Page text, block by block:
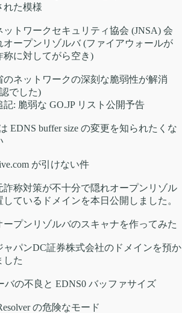
れた模様
ットワークセキュリティ協会 (JNSA) 会
オープンリゾルバ (ファイアウォールが
称に対してがら空き)
のネットワークの深刻な脆弱性が解消
でした)
記: 脆弱な GO.JP リスト公開予告
EDNS buffer size の変更を知られたくな
が引けない件
詐称対策が不十分で隠れオープンリゾル
しているドメインを本日公開しました。
ープンリゾルバのスキャナを作ってみた
ャパンDC証券株式会社のドメインを預か
した
バの不良と EDNS0 バッファサイズ
の危険なモード